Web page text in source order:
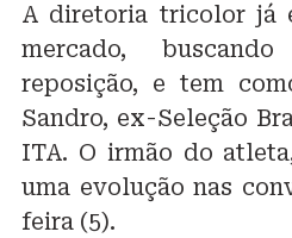
A diretoria tricolor já
mercado,
reposição, e tem
Sandro, ex-Seleção
ITA. O irmão do
uma evolução nas
feira (5).